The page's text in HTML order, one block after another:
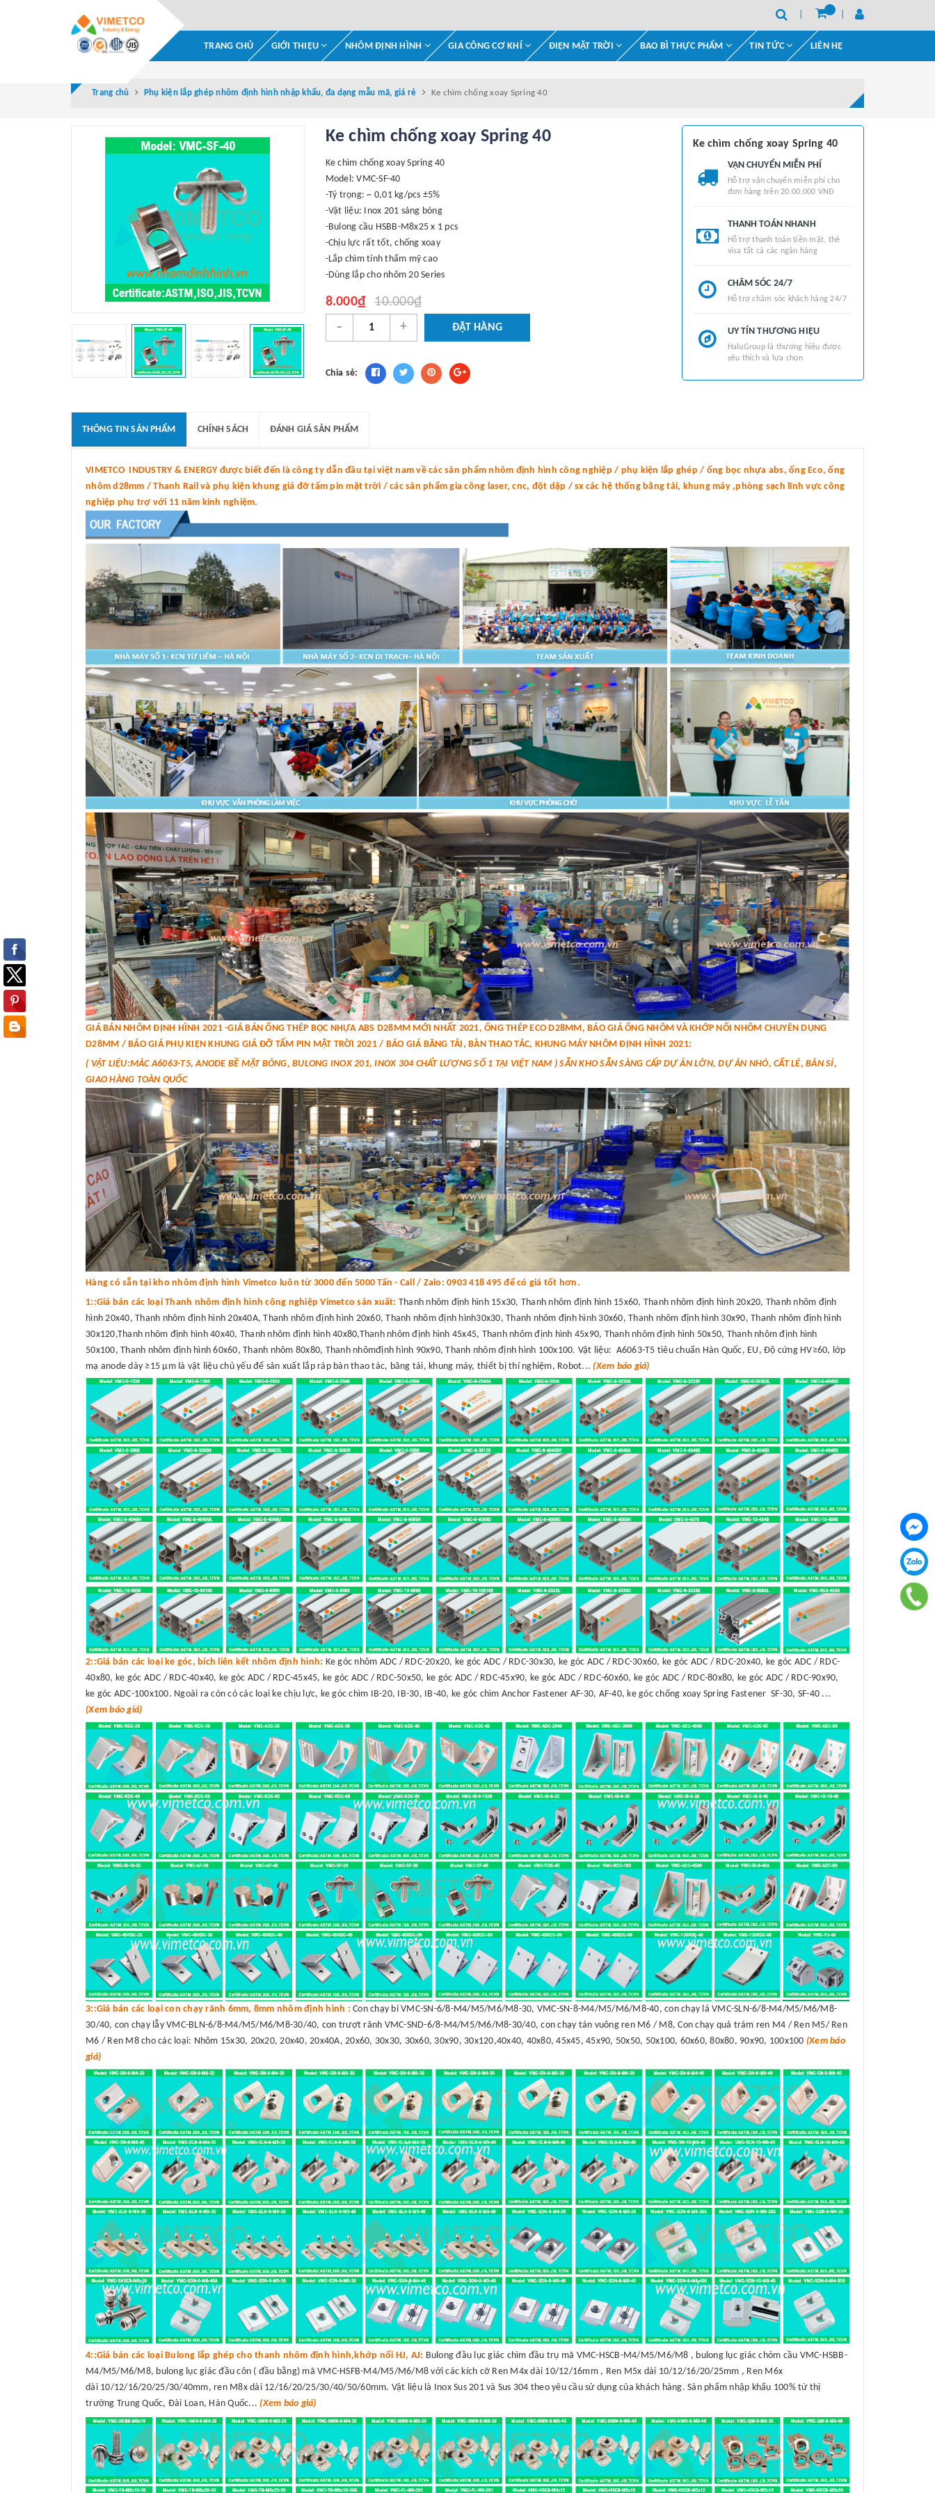
TRANG CHỦ GIỚI THIỆU NHÔM ĐỊNH HÌNH GIA CÔNG CƠ KHÍ ĐIỆN MẶT TRỜI BAO BÌ THỰC PHẨM TIN TỨC LIÊN HỆ
Trang chủ Phụ kiện lắp ghép nhôm định hình nhập khẩu, đa dạng mẫu mã, giá rẻ Ke chìm chống xoay Spring 40
Ke chìm chống xoay Spring 40
Ke chìm chống xoay Spring 40
Model: VMC-SF-40
-Tỷ trọng: ~ 0,01 kg/pcs ±5%
-Vật liệu: Inox 201 sáng bóng
-Bulong cầu HSBB-M8x25 x 1 pcs
-Chịu lực rất tốt, chống xoay
-Lắp chìm tính thẩm mỹ cao
-Dùng lắp cho nhôm 20 Series
8.000₫ 10.000₫
- + ĐẶT HÀNG
Chia sẻ:
Ke chìm chống xoay Spring 40
VẬN CHUYỂN MIỄN PHÍ
Hỗ trợ vận chuyển miễn phí cho
đơn hàng trên 20.00.000 VNĐ
THANH TOÁN NHANH
Hỗ trợ thanh toán tiền mặt, thẻ
visa tất cả các ngân hàng
CHĂM SÓC 24/7
Hỗ trợ chăm sóc khách hàng 24/7
UY TÍN THƯƠNG HIỆU
HaluGroup là thương hiệu được
yêu thích và lựa chọn
THÔNG TIN SẢN PHẨM CHÍNH SÁCH ĐÁNH GIÁ SẢN PHẨM
VIMETCO INDUSTRY & ENERGY được biết đến là công ty dẫn đầu tại việt nam về các sản phẩm nhôm định hình công nghiệp / phụ kiện lắp ghép / ống bọc nhựa abs, ống Eco, ống
nhôm d28mm / Thanh Rail và phụ kiện khung giá đỡ tấm pin mặt trời / các sản phẩm gia công laser, cnc, đột dập / sx các hệ thống băng tải, khung máy ,phòng sạch lĩnh vực công
nghiệp phụ trợ với 11 năm kinh nghiệm.
GIÁ BÁN NHÔM ĐỊNH HÌNH 2021 -GIÁ BÁN ỐNG THÉP BỌC NHỰA ABS D28MM MỚI NHẤT 2021, ỐNG THÉP ECO D28MM, BÁO GIÁ ỐNG NHÔM VÀ KHỚP NỐI NHÔM CHUYÊN DỤNG
D28MM / BÁO GIÁ PHỤ KIỆN KHUNG GIÁ ĐỠ TẤM PIN MẶT TRỜI 2021 / BÁO GIÁ BĂNG TẢI, BÀN THAO TÁC, KHUNG MÁY NHÔM ĐỊNH HÌNH 2021:
( VẬT LIỆU:MÁC A6063-T5, ANODE BỀ MẶT BÓNG, BULONG INOX 201, INOX 304 CHẤT LƯỢNG SỐ 1 TẠI VIỆT NAM ) SẴN KHO SẴN SÀNG CẤP DỰ ÁN LỚN, DỰ ÁN NHỎ, CẮT LẺ, BÁN SỈ,
GIAO HÀNG TOÀN QUỐC
Hàng có sẵn tại kho nhôm định hình Vimetco luôn từ 3000 đến 5000 Tấn - Call / Zalo: 0903 418 495 để có giá tốt hơn.
1::Giá bán các loại Thanh nhôm định hình công nghiệp Vimetco sản xuất: Thanh nhôm định hình 15x30, Thanh nhôm định hình 15x60, Thanh nhôm định hình 20x20, Thanh nhôm định
hình 20x40, Thanh nhôm định hình 20x40A, Thanh nhôm định hình 20x60, Thanh nhôm định hình30x30, Thanh nhôm định hình 30x60, Thanh nhôm định hình 30x90, Thanh nhôm định hình
30x120,Thanh nhôm định hình 40x40, Thanh nhôm định hình 40x80,Thanh nhôm định hình 45x45, Thanh nhôm định hình 45x90, Thanh nhôm định hình 50x50, Thanh nhôm định hình
50x100, Thanh nhôm định hình 60x60, Thanh nhôm 80x80, Thanh nhômđịnh hình 90x90, Thanh nhôm định hình 100x100. Vật liệu: A6063-T5 tiêu chuẩn Hàn Quốc, EU, Độ cứng HV≥60, lớp
mạ anode dày ≥15 μm là vật liệu chủ yếu để sản xuất lắp ráp bàn thao tác, băng tải, khung máy, thiết bị thí nghiệm, Robot... (Xem báo giá)
2::Giá bán các loại ke góc, bích liên kết nhôm định hình: Ke góc nhôm ADC / RDC-20x20, ke góc ADC / RDC-30x30, ke góc ADC / RDC-30x60, ke góc ADC / RDC-20x40, ke góc ADC / RDC-
40x80, ke góc ADC / RDC-40x40, ke góc ADC / RDC-45x45, ke góc ADC / RDC-50x50, ke góc ADC / RDC-45x90, ke góc ADC / RDC-60x60, ke góc ADC / RDC-80x80, ke góc ADC / RDC-90x90,
ke góc ADC-100x100. Ngoài ra còn có các loại ke chịu lực, ke góc chìm IB-20, IB-30, IB-40, ke góc chìm Anchor Fastener AF-30, AF-40, ke góc chống xoay Spring Fastener SF-30, SF-40 ...
(Xem báo giá)
3::Giá bán các loại con chạy rãnh 6mm, 8mm nhôm định hình : Con chạy bi VMC-SN-6/8-M4/M5/M6/M8-30, VMC-SN-8-M4/M5/M6/M8-40, con chạy lá VMC-SLN-6/8-M4/M5/M6/M8-
30/40, con chạy lẫy VMC-BLN-6/8-M4/M5/M6/M8-30/40, con trượt rãnh VMC-SND-6/8-M4/M5/M6/M8-30/40, con chạy tán vuông ren M6 / M8, Con chạy quả trám ren M4 / Ren M5/ Ren
M6 / Ren M8 cho các loại: Nhôm 15x30, 20x20, 20x40, 20x40A, 20x60, 30x30, 30x60, 30x90, 30x120,40x40, 40x80, 45x45, 45x90, 50x50, 50x100, 60x60, 80x80, 90x90, 100x100 (Xem báo
giá)
4::Giá bán các loại Bulong lắp ghép cho thanh nhôm định hình,khớp nối HJ, AJ: Bulong đầu lục giác chìm đầu trụ mã VMC-HSCB-M4/M5/M6/M8 , bulong lục giác chỏm cầu VMC-HSBB-
M4/M5/M6/M8, bulong lục giác đầu côn ( đầu bằng) mã VMC-HSFB-M4/M5/M6/M8 với các kích cỡ Ren M4x dài 10/12/16mm , Ren M5x dài 10/12/16/20/25mm , Ren M6x
dài 10/12/16/20/25/30/40mm, ren M8x dài 12/16/20/25/30/40/50/60mm. Vật liệu là Inox Sus 201 và Sus 304 theo yêu cầu sử dụng của khách hàng. Sản phẩm nhập khẩu 100% từ thị
trường Trung Quốc, Đài Loan, Hàn Quốc... (Xem báo giá)